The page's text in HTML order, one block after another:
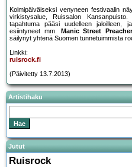
Kolmipäiväiseksi venyneen festivaalin
virkistysalue, Ruissalon
tapahtuma pääsi uudelleen jaloilleen,
esiintyneet mm.
Manic Street
säilynyt yhtenä Suomen tunnetuimmista
Linkki:
ruisrock.fi
(Päivitetty 13.7.2013)
Artistihaku
Jutut
Ruisrock